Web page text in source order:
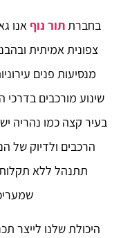
בחברתתור נוף אנו
צפונית אמיתית
מנסיעות פנים
שינוע מורכבים בדרכי
בעיר קצה כמו נהריה
הרכבים ולדיוק של
תתנהל ללא תקלות
היכולת שלנו לייצר